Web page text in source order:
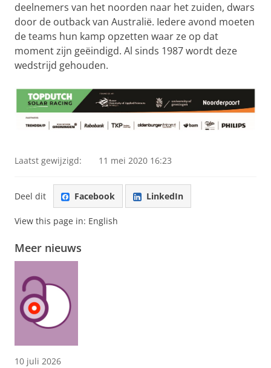
deelnemers van het noorden naar het zuiden, dwars
door de outback van Australië. Iedere avond moeten
de teams hun kamp opzetten waar ze op dat
moment zijn geëindigd. Al sinds 1987 wordt deze
wedstrijd gehouden.
Laatst gewijzigd: 11 mei 2020 16:23
Deel dit Facebook LinkedIn
View this page in: English
Meer nieuws
10 juli 2026